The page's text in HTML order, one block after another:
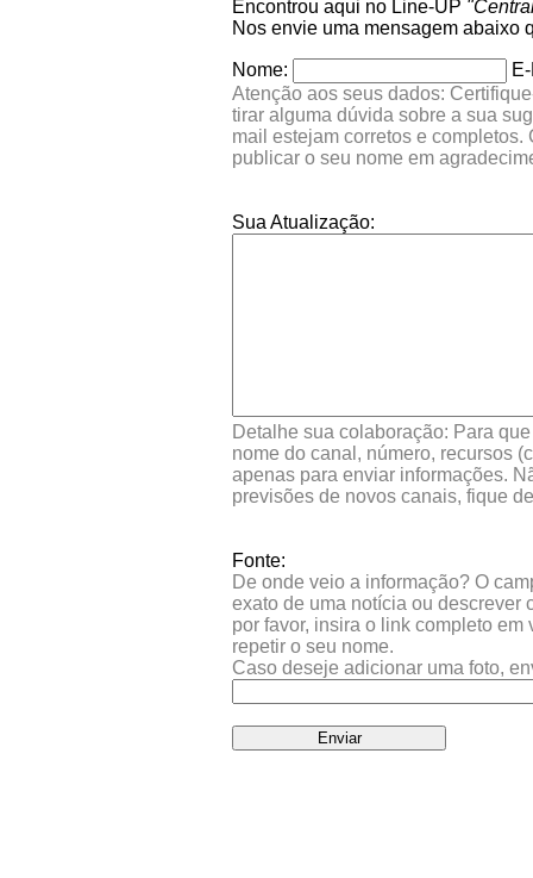
Encontrou aqui no Line-UP
Nos envie uma mensagem abaixo
Nome:
Atenção aos seus dados:
tirar alguma dúvida sobre a sua
mail estejam corretos e
publicar o seu nome em
Sua Atualização:
Detalhe sua colaboração: Para
nome do canal, número, recursos
apenas para enviar informações.
previsões de novos canais, fique
Fonte:
De onde veio a informação? O
exato de uma notícia ou descrever
por favor, insira o link completo
repetir o seu nome.
Caso deseje adicionar uma foto,